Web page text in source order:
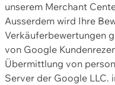
unserem Merchant
Ausserdem wird Ihre
Verkäuferbewertungen
von Google
Übermittlung von
Server der Google LLC.